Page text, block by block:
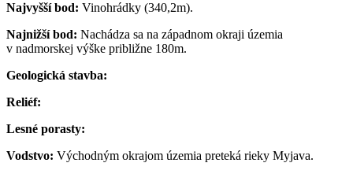
Najvyšší bod: Vinohrádky (340,2m).
Najnižší bod: Nachádza sa na západnom okraji územia
v nadmorskej výške približne 180m.
Geologická stavba:
Reliéf:
Lesné porasty:
Vodstvo: Východným okrajom územia preteká rieky Myjava.